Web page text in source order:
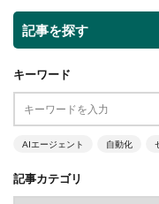
記事を探す
キーワード
AIエージェント 自動化
記事カテゴリ